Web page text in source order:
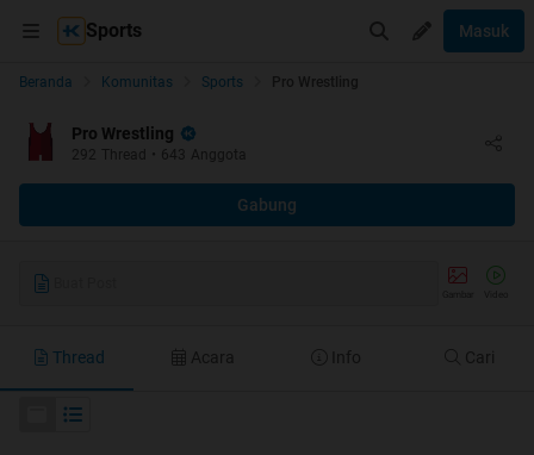
Sports Masuk
Beranda Komunitas Sports Pro Wrestling
Pro Wrestling
292 Thread • 643 Anggota
Gabung
Thread Acara Info Cari